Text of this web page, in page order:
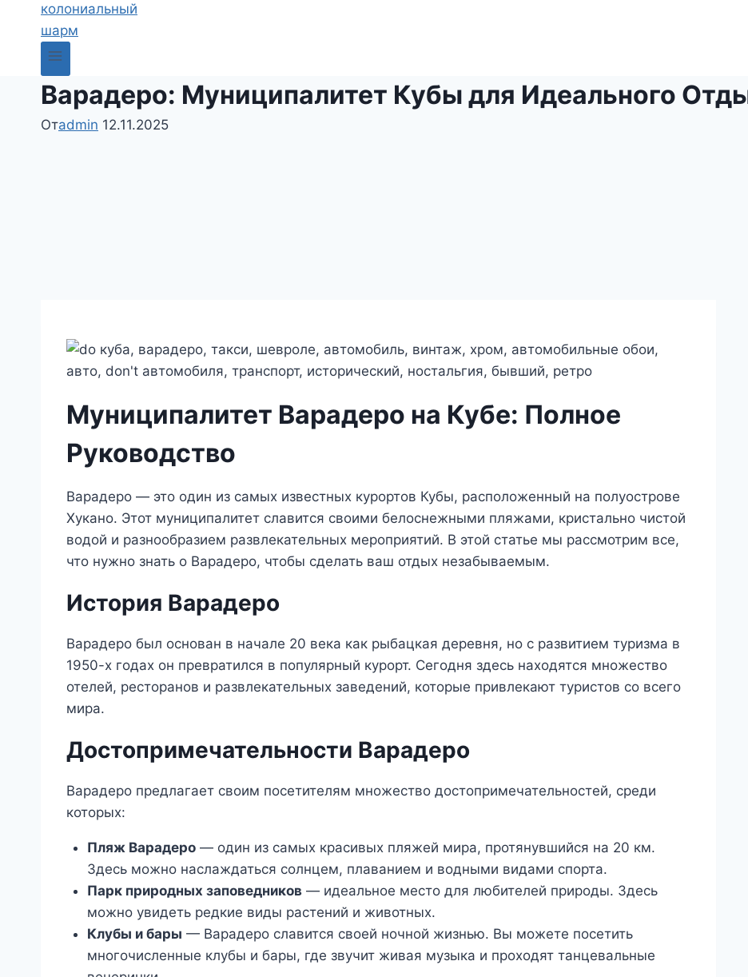
Варадеро: Муниципалитет Кубы для Идеального
Отadmin 12.11.2025
Муниципалитет Варадеро на Кубе: Полное
Руководство
Варадеро — это один из самых известных курортов Кубы, расположенный на полуострове
Хукано. Этот муниципалитет славится своими белоснежными пляжами, кристально чистой
водой и разнообразием развлекательных мероприятий. В этой статье мы рассмотрим все,
что нужно знать о Варадеро, чтобы сделать ваш отдых незабываемым.
История Варадеро
Варадеро был основан в начале 20 века как рыбацкая деревня, но с развитием туризма в
1950-х годах он превратился в популярный курорт. Сегодня здесь находятся множество
отелей, ресторанов и развлекательных заведений, которые привлекают туристов со всего
мира.
Достопримечательности Варадеро
Варадеро предлагает своим посетителям множество достопримечательностей, среди
которых:
Пляж Варадеро— один из самых красивых пляжей мира, протянувшийся на 20 км.
Здесь можно наслаждаться солнцем, плаванием и водными видами спорта.
Парк природных заповедников— идеальное место для любителей природы. Здесь
можно увидеть редкие виды растений и животных.
Клубы и бары — Варадеро славится своей ночной жизнью. Вы можете посетить
многочисленные клубы и бары, где звучит живая музыка и проходят танцевальные